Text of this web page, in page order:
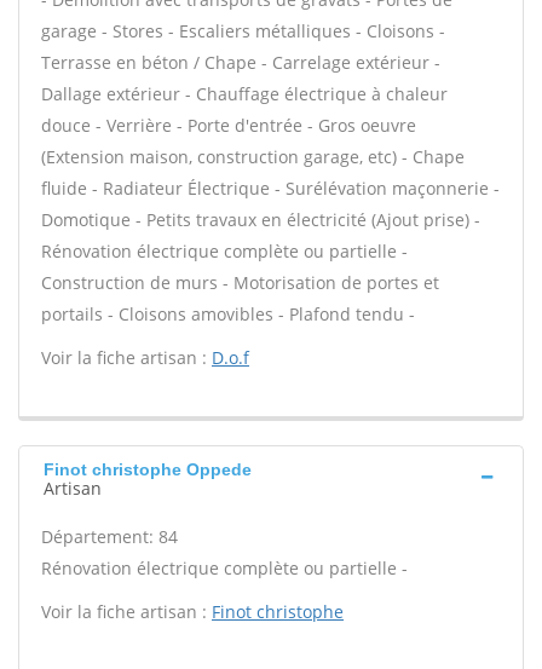
garage - Stores - Escaliers métalliques - Cloisons -
Terrasse en béton / Chape - Carrelage extérieur -
Dallage extérieur - Chauffage électrique à chaleur
douce - Verrière - Porte d'entrée - Gros oeuvre
(Extension maison, construction garage, etc) - Chape
fluide - Radiateur Électrique - Surélévation maçonnerie -
Domotique - Petits travaux en électricité (Ajout prise) -
Rénovation électrique complète ou partielle -
Construction de murs - Motorisation de portes et
portails - Cloisons amovibles - Plafond tendu -
Voir la fiche artisan : D.o.f
Finot christophe Oppede
Artisan
Département: 84
Rénovation électrique complète ou partielle -
Voir la fiche artisan : Finot christophe